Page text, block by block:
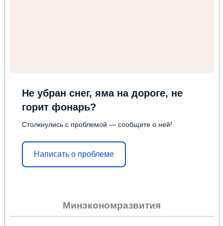
Не убран снег, яма на дороге, не
горит фонарь?
Столкнулись с проблемой — сообщите о ней!
Написать о проблеме
Минэкономразвития